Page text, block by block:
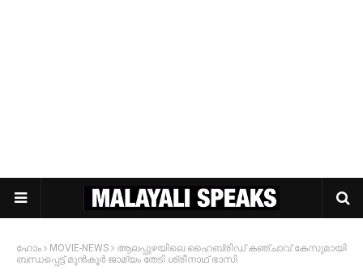
ഹോം MOVIE-NEWS
ആലപ്പുഴയിലെ ഹൈബ്രിഡ് കഞ്ചാവ് കേസുമായി
ബന്ധപ്പെട്ട് മുൻകൂര്‍ ജാമ്യം തേടി ശ്രീനാഥ് ഭാസി